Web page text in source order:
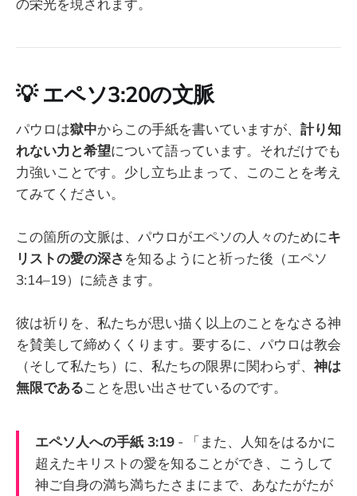
の栄光を現されます。
💡エペソ3:20の文脈
パウロは獄中からこの手紙を書いていますが、 計り知
れない力と希望について語っています。それだけでも
力強いことです。少し立ち止まって、このことを考え
てみてください。
この箇所の文脈は、パウロがエペソの人々のためにキ
リストの愛の深さ を知るようにと祈った後（エペソ
3:14–19）に続きます。
彼は祈りを、私たちが思い描く以上のことをなさる神
を賛美して締めくくります。要するに、パウロは教会
（そして私たち）に、私たちの限界に関わらず、 神は
無限であることを思い出させているのです。
エペソ人への手紙 3:19 - 「また、人知をはるかに
超えたキリストの愛を知ることができ、こうして
神ご自身の満ち満ちたさまにまで、あなたがたが